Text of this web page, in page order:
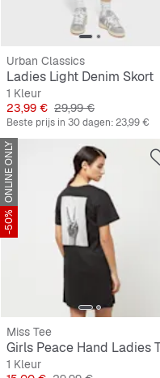
Urban Classics
Ladies Light Denim Skort
1 Kleur
Prijs
23,99 € Originele Prijs
29,99 €
Beste prijs in 30 dagen:23,99 €
ONLINE ONLY
-50%
Miss Tee
1 Kleur